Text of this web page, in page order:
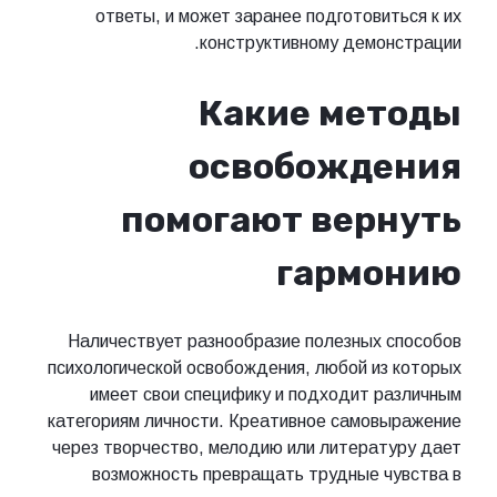
ответы, и может заранее подготовиться к их
конструктивному демонстрации.
Какие методы
освобождения
помогают вернуть
гармонию
Наличествует разнообразие полезных способов
психологической освобождения, любой из которых
имеет свои специфику и подходит различным
категориям личности. Креативное самовыражение
через творчество, мелодию или литературу дает
возможность превращать трудные чувства в